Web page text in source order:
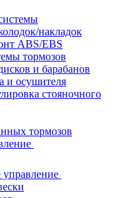
накладок
ABS/EBS
тормозов
и барабанов
и осушителя
стояночного
тормозов
управление